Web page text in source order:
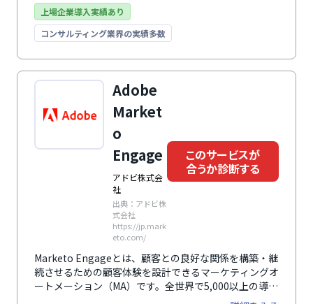
上場企業導入実績あり
コンサルティング業界の実績多数
Adobe
Market
o
Engage
アドビ株式会
社
出典：アドビ株
式会社
https://jp.mark
eto.com/
このサービスが
合うか診断する
Marketo Engageとは、顧客との良好な関係を構築・継
続させるための顧客体験を設計できるマーケティングオ
ートメーション（MA）です。全世界で5,000以上の導入
数があり、あらゆるビジネスニーズに応えるための、拡